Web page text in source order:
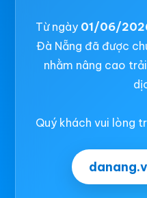
Từ ngày 01/06/
Đà Nẵng đã được
nhằm nâng cao
Quý khách vui lòng